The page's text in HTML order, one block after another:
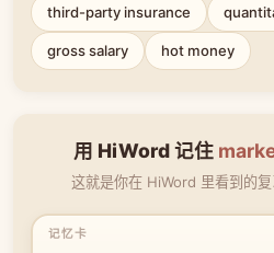
third-party insurance
gross salary hot money
用 HiWord 记住
这就是你在 HiWord 里看到的